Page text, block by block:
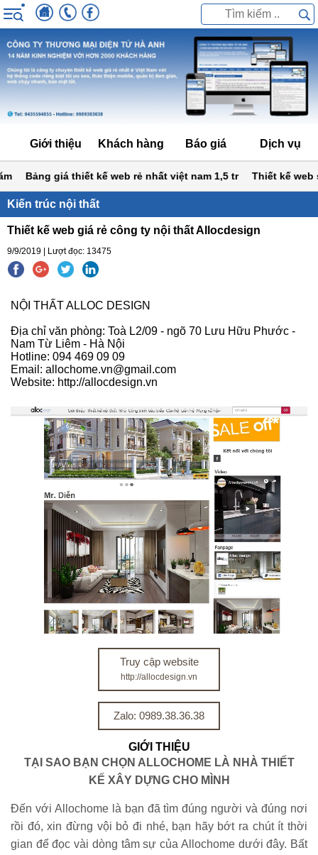
Giới thiệu Khách hàng Báo giá Dịch vụ
Bảng giá thiết kế web rẻ nhất việt nam 1,5 tr Thiết kế web
Kiến trúc nội thất
Thiết kế web giá rẻ công ty nội thất Allocdesign
9/9/2019 | Lượt đọc: 13475
NỘI THẤT ALLOC DESIGN
Địa chỉ văn phòng: Toà L2/09 - ngõ 70 Lưu Hữu Phước -
Nam Từ Liêm - Hà Nội
Hotline: 094 469 09 09
Email: allochome.vn@gmail.com
Website: http://allocdesign.vn
Truy cập website
http://allocdesign.vn
Zalo: 0989.38.36.38
GIỚI THIỆU
TẠI SAO BẠN CHỌN ALLOCHOME LÀ NHÀ THIẾT
KẾ XÂY DỰNG CHO MÌNH
Đến với Allochome là bạn đã tìm đúng người và đúng nơi
rồi đó, xin đừng vội bỏ đi nhé, bạn hãy bớt ra chút ít thời
gian để đọc vài dòng tâm sự của Allochome dưới đây. Bất